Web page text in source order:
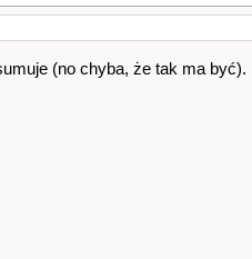
(no chyba, że tak ma być).